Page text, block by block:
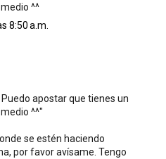
^^
8:50 a.m.
apostar que tienes un
^^"
se estén haciendo
por favor avísame. Tengo